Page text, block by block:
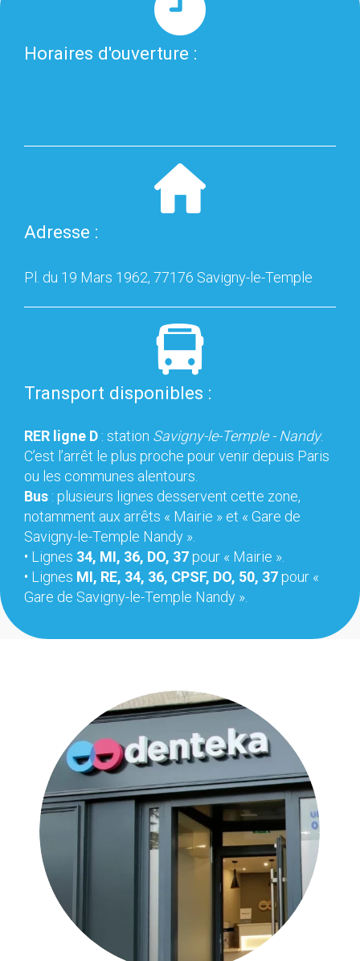
Horaires d'ouverture :
Adresse :
Pl. du 19 Mars 1962, 77176 Savigny-le-Temple
Transport disponibles :
RER ligne D : station Savigny-le-Temple - Nandy.
C’est l’arrêt le plus proche pour venir depuis Paris
ou les communes alentours.
Bus : plusieurs lignes desservent cette zone,
notamment aux arrêts « Mairie » et « Gare de
Savigny-le-Temple Nandy ».
• Lignes 34, MI, 36, DO, 37 pour « Mairie ».
• Lignes MI, RE, 34, 36, CPSF, DO, 50, 37 pour «
Gare de Savigny-le-Temple Nandy ».